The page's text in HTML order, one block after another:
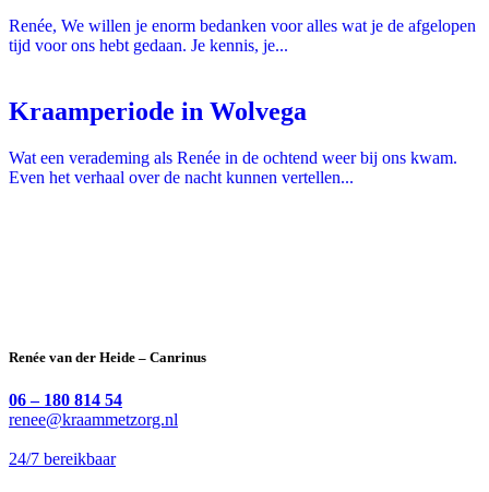
Renée, We willen je enorm bedanken voor alles wat je de afgelopen
tijd voor ons hebt gedaan. Je kennis, je...
Kraamperiode in Wolvega
Wat een verademing als Renée in de ochtend weer bij ons kwam.
Even het verhaal over de nacht kunnen vertellen...
Renée van der Heide – Canrinus
06 – 180 814 54
renee@kraammetzorg.nl
24/7 bereikbaar